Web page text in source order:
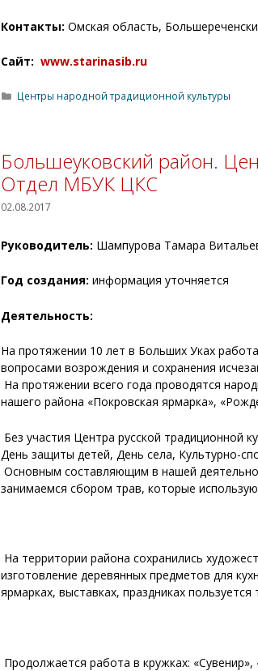
Контакты: Омская область,
Сайт: www.starinasib.ru
Рубрики
Центры народной традиционной культуры
Большеуковский район.
Отдел МБУК ЦКС
02.08.2017
Руководитель: Шампурова Тамара
Год создания: информация уточняется
Деятельность:
На протяжении 10 лет в Больших Уках
вопросами возрождения и сохранения
На протяжении всего года проводятся
нашего района «Покровская ярмарка»,
Без участия Центра русской традиционной
День защиты детей, День села, Культурно-
Основным составляющим в нашей
занимаемся сбором трав, которые
На территории района сохранились
изготовление деревянных предметов для
ярмарках, выставках, праздниках пользуется
Продолжается работа в кружках: